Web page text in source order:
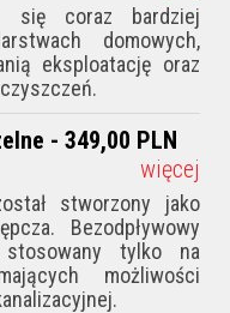
się coraz bardziej
domowych,
eksploatację oraz
- 349,00 PLN
więcej
stworzony jako
Bezodpływowy
tylko na
możliwości